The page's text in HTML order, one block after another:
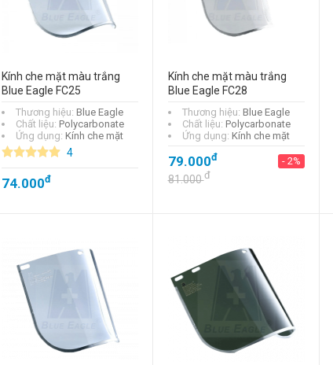
Dây nón Hàn Quốc
MSC0009
động (có nút vặn)
Thuỳ Dương N20
90.000 đ
đ
Kính che mặt màu trắng
Blue Eagle FC25
Thương hiệu: Blue Eagle
Chất liệu: Polycarbonate
Ứng dụng: Kính che mặt
4
74.000đ
Kính che mặt màu trắng
Blue Eagle FC28
Thương hiệu: Blue Eagle
Chất liệu: Polycarbonate
Ứng dụng: Kính che mặt
79.000đ - 2%
81.000đ